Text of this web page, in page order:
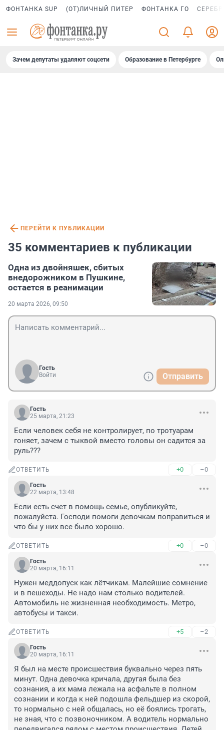
ФОНТАНКА SUP (ОТ)ЛИЧНЫЙ ПИТЕР ФОНТАНКА ГО
Зачем депутаты удаляют соцсети Образование в Петербурге
ПЕРЕЙТИ К ПУБЛИКАЦИИ
35 комментариев к публикации
Одна из двойняшек, сбитых
внедорожником в Пушкине,
остается в реанимации
20 марта 2026, 09:50
Гость
Войти
Отправить
Гость
25 марта, 21:23
Если человек себя не контролирует, по тротуарам
гоняет, зачем с тыквой вместо головы он садится за
руль???
ОТВЕТИТЬ +0 –0
Гость
22 марта, 13:48
Если есть счет в помощь семье, опубликуйте,
пожалуйста. Господи помоги девочкам поправиться и
что бы у них все было хорошо.
ОТВЕТИТЬ +0 –0
Гость
20 марта, 16:11
Нужен меддопуск как лётчикам. Малейшие сомнение
и в пешеходы. Не надо нам столько водителей.
Автомобиль не жизненная необходимость. Метро,
автобусы и такси.
ОТВЕТИТЬ +5 –2
Гость
20 марта, 16:11
Я был на месте происшествия буквально через пять
минут. Одна девочка кричала, другая была без
сознания, а их мама лежала на асфальте в полном
сознании и когда к ней подошла фельдшер из скорой,
то нормально с ней общалась, но её боялись трогать,
не зная, что с позвоночником. А водитель нормально